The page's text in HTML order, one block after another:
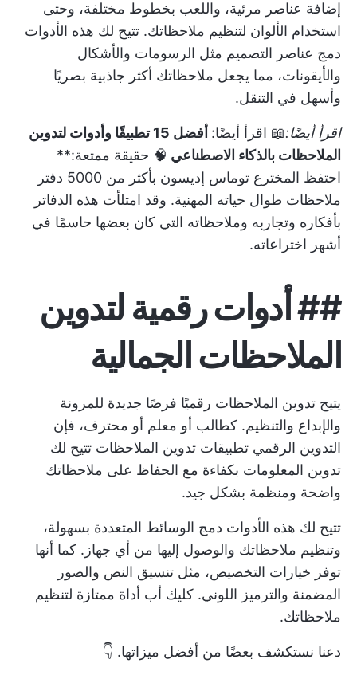
إضافة عناصر مرئية، واللعب بخطوط مختلفة، وحتى
استخدام الألوان لتنظيم ملاحظاتك. تتيح لك هذه الأدوات
دمج عناصر التصميم مثل الرسومات والأشكال
والأيقونات، مما يجعل ملاحظاتك أكثر جاذبية بصريًا
وأسهل في التنقل.
اقرأ أيضًا:📖 اقرأ أيضًا:
أفضل 15 تطبيقًا وأدوات لتدوين
الملاحظات بالذكاء الاصطناعي 🧠 حقيقة ممتعة:**
احتفظ المخترع توماس إديسون بأكثر من 5000 دفتر
ملاحظات طوال حياته المهنية. وقد امتلأت هذه الدفاتر
بأفكاره وتجاربه وملاحظاته التي كان بعضها حاسمًا في
أشهر اختراعاته.
## أدوات رقمية لتدوين
الملاحظات الجمالية
يتيح تدوين الملاحظات رقميًا فرصًا جديدة للمرونة
والإبداع والتنظيم. كطالب أو معلم أو محترف، فإن
التدوين الرقمي تطبيقات تدوين الملاحظات تتيح لك
تدوين المعلومات بكفاءة مع الحفاظ على ملاحظاتك
واضحة ومنظمة بشكل جيد.
تتيح لك هذه الأدوات دمج الوسائط المتعددة بسهولة،
وتنظيم ملاحظاتك والوصول إليها من أي جهاز. كما أنها
توفر خيارات التخصيص، مثل تنسيق النص والصور
المضمنة والترميز اللوني. كليك أب أداة ممتازة لتنظيم
ملاحظاتك.
دعنا نستكشف بعضًا من أفضل ميزاتها. 👇